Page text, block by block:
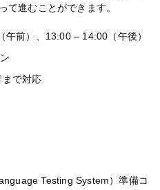
て進むことができます。
前）、13:00 – 14:00（午後）
まで対応
Testing System）準備コ